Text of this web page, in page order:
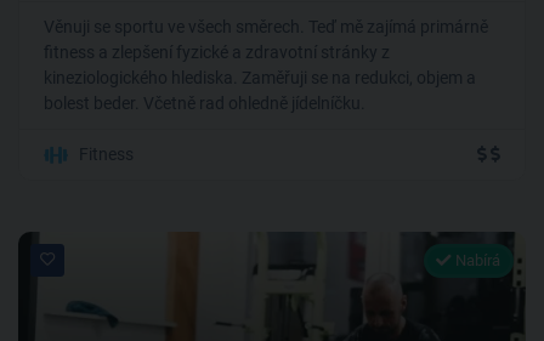
Věnuji se sportu ve všech směrech. Teď mě zajímá primárně
fitness a zlepšení fyzické a zdravotní stránky z
kineziologického hlediska. Zaměřuji se na redukci, objem a
bolest beder. Včetně rad ohledně jídelníčku.
Fitness
Nabírá